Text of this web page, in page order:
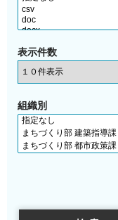
表示件数
組織別